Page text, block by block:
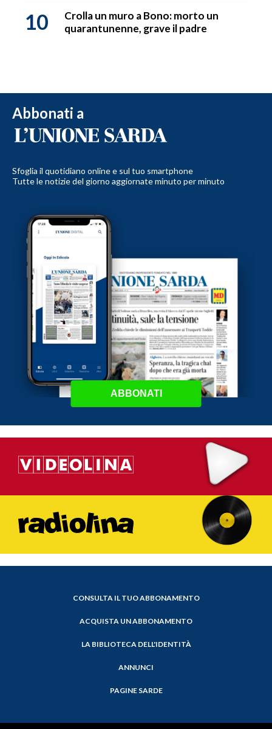
10
Crolla un muro a Bono: morto un
quarantunenne, grave il padre
Abbonati a
Sfoglia il quotidiano online e sul tuo smartphone
Tutte le notizie del giorno aggiornate minuto per minuto
ABBONATI
CONSULTA IL TUO ABBONAMENTO
ACQUISTA UN ABBONAMENTO
LA BIBLIOTECA DELL'IDENTITÀ
ANNUNCI
PAGINE SARDE